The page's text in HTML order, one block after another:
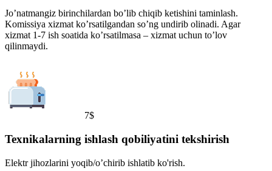
Jo’natmangiz birinchilardan bo’lib chiqib ketishini taminlash.
Komissiya xizmat ko’rsatilgandan so’ng undirib olinadi. Agar
xizmat 1-7 ish soatida ko’rsatilmasa – xizmat uchun to’lov
qilinmaydi.
7$
Texnikalarning ishlash qobiliyatini tekshirish
Elektr jihozlarini yoqib/o’chirib ishlatib ko'rish.